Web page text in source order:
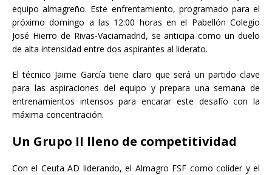
equipo almagreño. Este enfrentamiento, programado para el
próximo domingo a las 12:00 horas en el Pabellón Colegio
José Hierro de Rivas-Vaciamadrid, se anticipa como un duelo
de alta intensidad entre dos aspirantes al liderato.
El técnico Jaime García tiene claro que será un partido clave
para las aspiraciones del equipo y prepara una semana de
entrenamientos intensos para encarar este desafío con la
máxima concentración.
Un Grupo II lleno de competitividad
Con el Ceuta AD liderando, el Almagro FSF como colíder y el